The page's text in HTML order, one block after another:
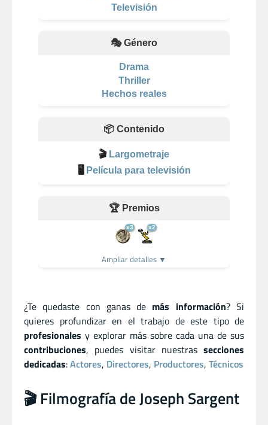
Televisión
🎭 Género
Drama
Thriller
Hechos reales
📦 Contenido
🎬 Largometraje
🖥️ Película para televisión
🏆 Premios
x3 x2
Ampliar detalles ▼
¿Te quedaste con ganas de más información? Si
quieres profundizar en el trabajo de este tipo de
profesionales y explorar más sobre cada una de sus
contribuciones, puedes visitar nuestras secciones
dedicadas:Actores, Directores, Productores, Técnicos
🎬 Filmografía de Joseph Sargent